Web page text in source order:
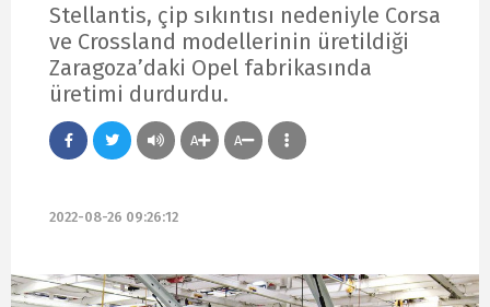
Stellantis, çip sıkıntısı nedeniyle Corsa
ve Crossland modellerinin üretildiği
Zaragoza’daki Opel fabrikasında
üretimi durdurdu.
A A
2022-08-26 09:26:12